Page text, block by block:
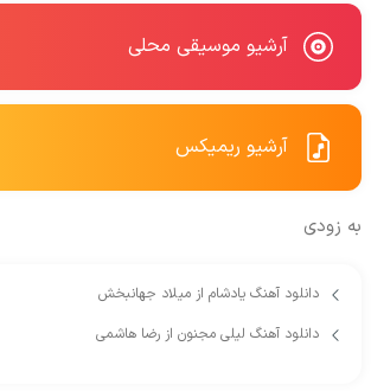
آرشیو موسیقی محلی
آرشیو ریمیکس
به زودی
دانلود آهنگ یادشام از میلاد جهانبخش
دانلود آهنگ لیلی مجنون از رضا هاشمی